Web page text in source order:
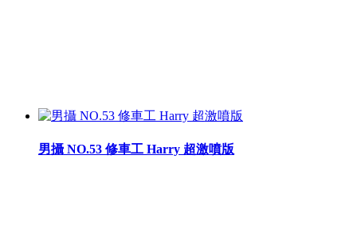
男攝 NO.53 修車工 Harry 超激噴版